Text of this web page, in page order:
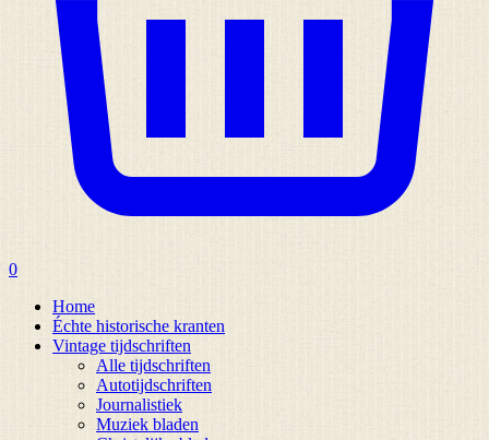
0
Home
Échte historische kranten
Vintage tijdschriften
Alle tijdschriften
Autotijdschriften
Journalistiek
Muziek bladen